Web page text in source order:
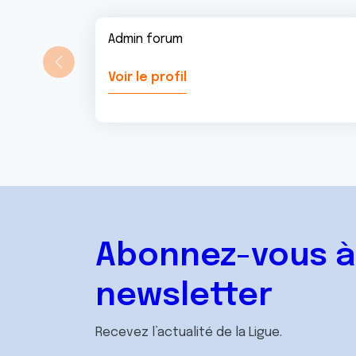
Admin forum
Voir le profil
Abonnez-vous
newsletter
Recevez l’actualité de la Ligue.